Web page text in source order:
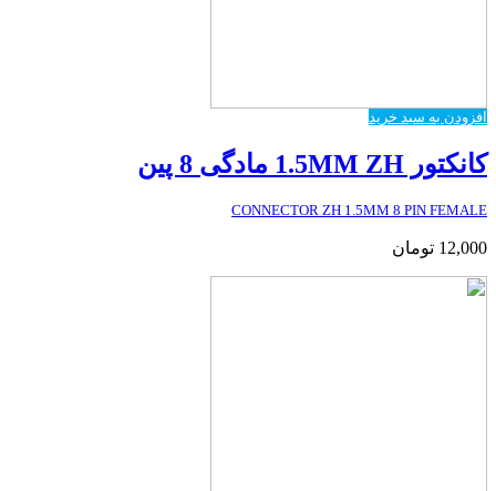
افزودن به سبد خرید
کانکتور 1.5MM ZH مادگی 8 پین
CONNECTOR ZH 1.5MM 8 PIN FEMALE
12,000 تومان